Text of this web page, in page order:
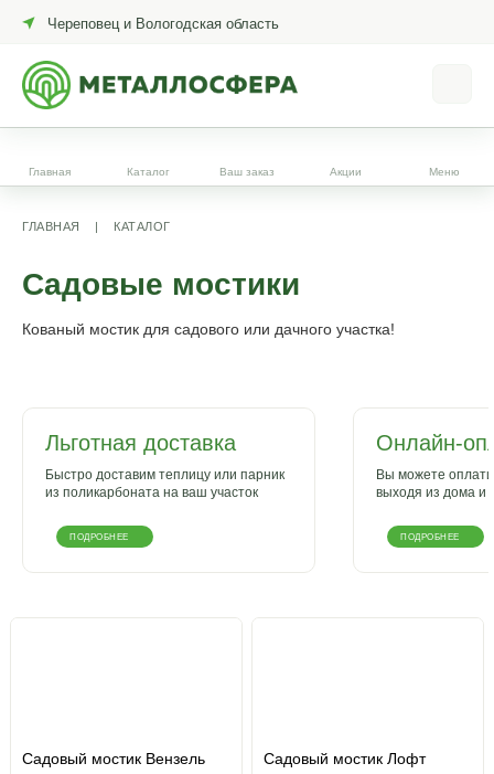
Череповец и Вологодская область
Главная Каталог Ваш заказ Акции Меню
ГЛАВНАЯ | КАТАЛОГ
Садовые мостики
Кованый мостик для садового или дачного участка!
Льготная доставка
Быстро доставим теплицу или парник
из поликарбоната на ваш участок
ПОДРОБНЕЕ
Онлайн-
Вы можете
выходя из дома и
ПОДРОБНЕЕ
Садовый мостик Вензель Садовый мостик Лофт